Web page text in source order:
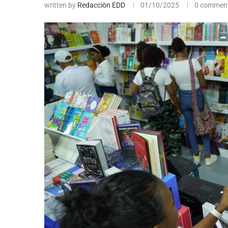
written by Redacciòn EDD 01/10/2025 0